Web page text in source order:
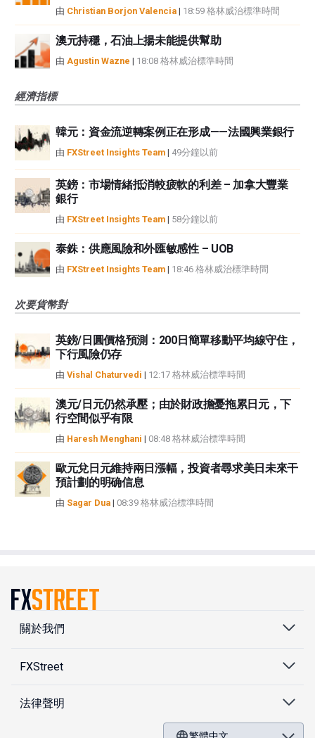
由 Christian Borjon Valencia | 18:59 格林威治標準時間
澳元持穩，石油上揚未能提供幫助
由 Agustin Wazne | 18:08 格林威治標準時間
經濟指標
韓元：資金流逆轉案例正在形成——法國興業銀行
由 FXStreet Insights Team | 49分鐘以前
英鎊：市場情緒抵消較疲軟的利差 – 加拿大豐業
銀行
由 FXStreet Insights Team | 58分鐘以前
泰銖：供應風險和外匯敏感性 – UOB
由 FXStreet Insights Team | 18:46 格林威治標準時間
次要貨幣對
英鎊/日圓價格預測：200日簡單移動平均線守住，
下行風險仍存
由 Vishal Chaturvedi | 12:17 格林威治標準時間
澳元/日元仍然承壓；由於財政擔憂拖累日元，下
行空間似乎有限
由 Haresh Menghani | 08:48 格林威治標準時間
歐元兌日元維持兩日漲幅，投資者尋求美日未來干
預計劃的明确信息
由 Sagar Dua | 08:39 格林威治標準時間
關於我們
FXStreet
法律聲明
繁體中文